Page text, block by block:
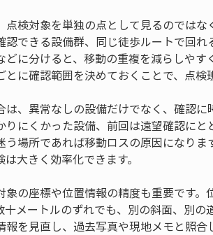
点検対象を単独の点として見るのでは
認できる設備群、同じ徒歩ルートで回
どに分けると、移動の重複を減らしや
に確認範囲を決めておくことで、点検
は、異常なしの設備だけでなく、確認
りにくかった設備、前回は遠望確認に
う場所であれば移動ロスの原因になり
大きく効率化できます。
象の座標や位置情報の精度も重要です
メートルのずれでも、別の斜面、別の
報を見直し、過去写真や現地メモと照